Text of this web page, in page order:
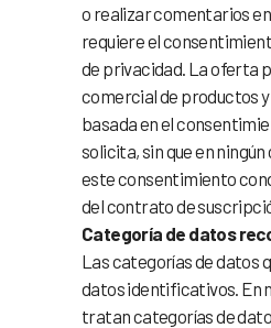
o realizar comentarios
requiere el
de privacidad. La oferta
comercial de productos
basada en el
solicita, sin que en
este consentimiento
del contrato de
Categoría de datos
Las categorías de datos
datos identificativos. En
tratan categorías de